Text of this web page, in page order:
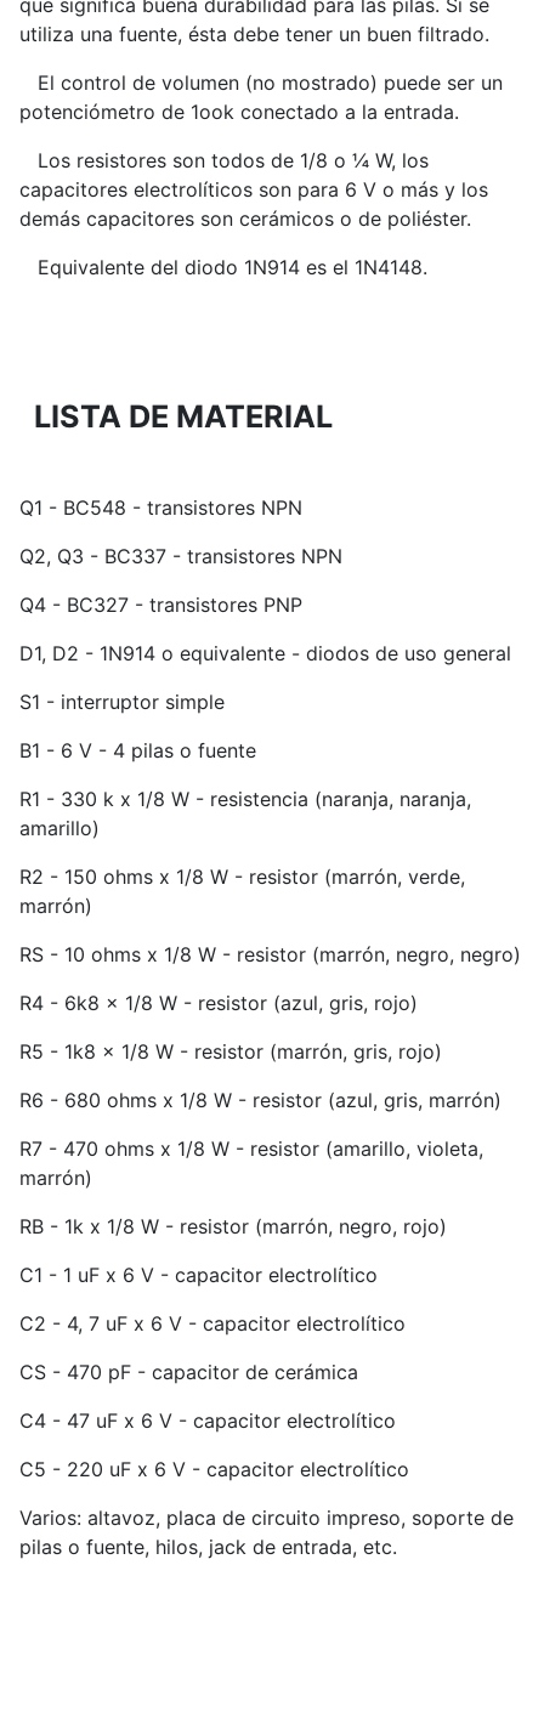
que significa buena durabilidad para las pilas. Si se
utiliza una fuente, ésta debe tener un buen filtrado.
El control de volumen (no mostrado) puede ser un
potenciómetro de 1ook conectado a la entrada.
Los resistores son todos de 1/8 o ¼ W, los
capacitores electrolíticos son para 6 V o más y los
demás capacitores son cerámicos o de poliéster.
Equivalente del diodo 1N914 es el 1N4148.
LISTA DE MATERIAL
Q1 - BC548 - transistores NPN
Q2, Q3 - BC337 - transistores NPN
Q4 - BC327 - transistores PNP
D1, D2 - 1N914 o equivalente - diodos de uso general
S1 - interruptor simple
B1 - 6 V - 4 pilas o fuente
R1 - 330 k x 1/8 W - resistencia (naranja, naranja,
amarillo)
R2 - 150 ohms x 1/8 W - resistor (marrón, verde,
marrón)
RS - 10 ohms x 1/8 W - resistor (marrón, negro, negro)
R4 - 6k8 x 1/8 W - resistor (azul, gris, rojo)
R5 - 1k8 x 1/8 W - resistor (marrón, gris, rojo)
R6 - 680 ohms x 1/8 W - resistor (azul, gris, marrón)
R7 - 470 ohms x 1/8 W - resistor (amarillo, violeta,
marrón)
RB - 1k x 1/8 W - resistor (marrón, negro, rojo)
C1 - 1 uF x 6 V - capacitor electrolítico
C2 - 4, 7 uF x 6 V - capacitor electrolítico
CS - 470 pF - capacitor de cerámica
C4 - 47 uF x 6 V - capacitor electrolítico
C5 - 220 uF x 6 V - capacitor electrolítico
Varios: altavoz, placa de circuito impreso, soporte de
pilas o fuente, hilos, jack de entrada, etc.